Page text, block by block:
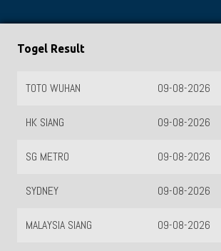
Togel Result
TOTO WUHAN 09-08-2026
HK SIANG 09-08-2026
SG METRO 09-08-2026
SYDNEY 09-08-2026
MALAYSIA SIANG 09-08-2026